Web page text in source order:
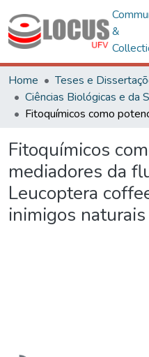
&
Home
Teses e
Fitoquímicos
mediadores da
Leucoptera
inimigos naturais